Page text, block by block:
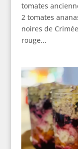
tomates
2 tomates
noires de
rouge...